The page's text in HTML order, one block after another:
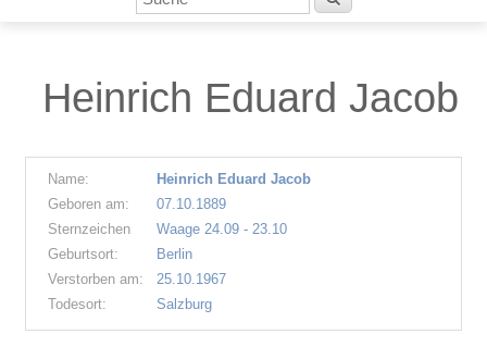
Heinrich Eduard Jacob
Name:
Heinrich Eduard Jacob
Geboren am:
07.10.1889
Sternzeichen
Waage 24.09 - 23.10
Geburtsort:
Berlin
Verstorben am:
25.10.1967
Todesort:
Salzburg